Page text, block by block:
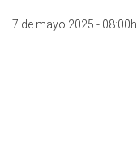
7 de mayo 2025 -